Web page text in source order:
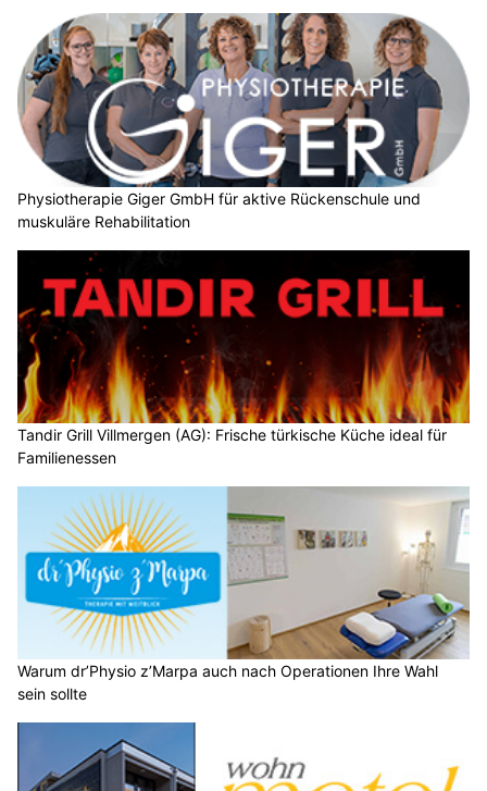
Physiotherapie Giger GmbH für aktive Rückenschule und
muskuläre Rehabilitation
Tandir Grill Villmergen (AG): Frische türkische Küche ideal für
Familienessen
Warum dr’Physio z’Marpa auch nach Operationen Ihre Wahl
sein sollte